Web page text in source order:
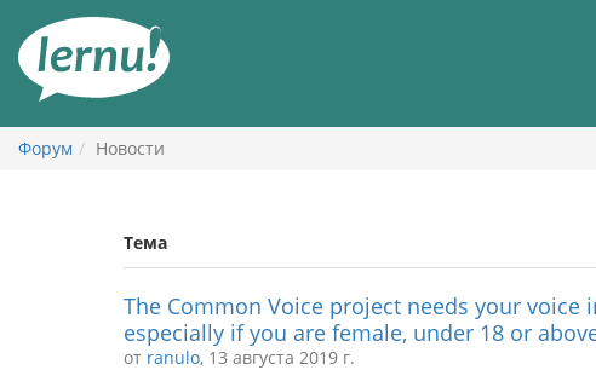
содержанию
Форум Новости
Тема
The Common Voice project needs your voice
especially if you are female, under 18 or
от ranulo, 13 августа 2019 г.